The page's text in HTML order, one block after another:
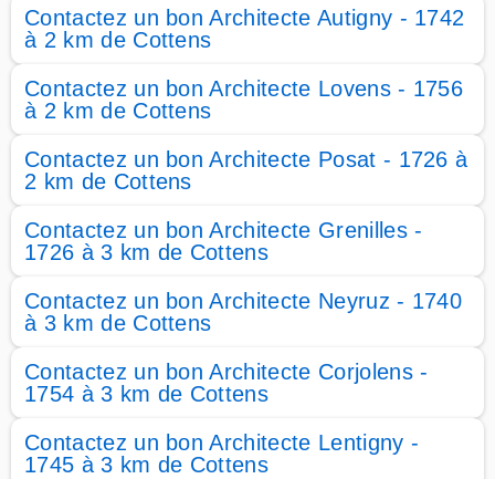
Contactez un bon Architecte Autigny - 1742
à 2 km de Cottens
Contactez un bon Architecte Lovens - 1756
à 2 km de Cottens
Contactez un bon Architecte Posat - 1726 à
2 km de Cottens
Contactez un bon Architecte Grenilles -
1726 à 3 km de Cottens
Contactez un bon Architecte Neyruz - 1740
à 3 km de Cottens
Contactez un bon Architecte Corjolens -
1754 à 3 km de Cottens
Contactez un bon Architecte Lentigny -
1745 à 3 km de Cottens